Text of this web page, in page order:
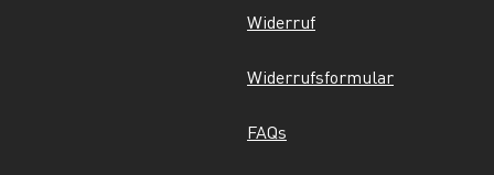
Widerruf
Widerrufsformular
FAQs